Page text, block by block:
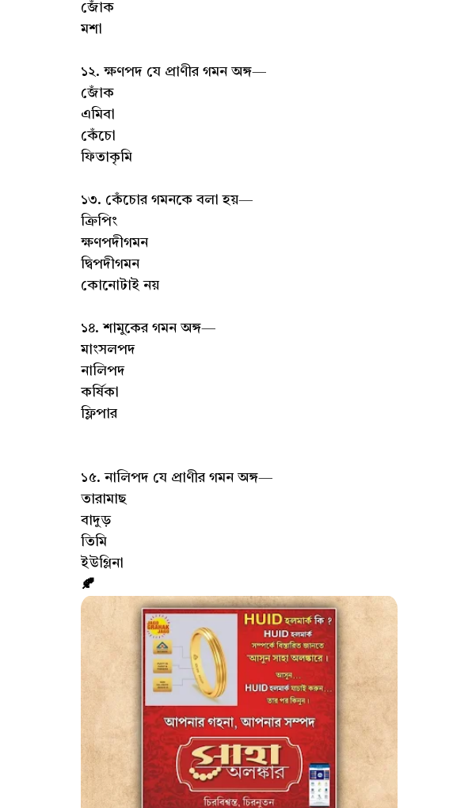
জোঁক
মশা
১২. ক্ষণপদ যে প্রাণীর গমন অঙ্গ—
জোঁক
এমিবা
কেঁচো
ফিতাকৃমি
১৩. কেঁচোর গমনকে বলা হয়—
ক্রিপিং
ক্ষণপদীগমন
দ্বিপদীগমন
কোনোটাই নয়
১৪. শামুকের গমন অঙ্গ—
মাংসলপদ
নালিপদ
কর্ষিকা
ফ্লিপার
১৫. নালিপদ যে প্রাণীর গমন অঙ্গ—
তারামাছ
বাদুড়
তিমি
ইউগ্লিনা
🍂